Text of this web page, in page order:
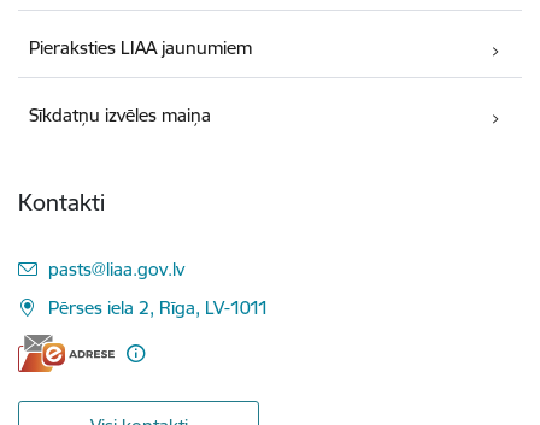
Pieraksties LIAA jaunumiem
Sīkdatņu izvēles maiņa
Kontakti
E-pasts:
pasts@liaa.gov.lv
Pērses iela 2, Rīga, LV-1011